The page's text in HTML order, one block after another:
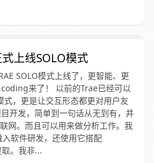
上线SOLO模式
SOLO模式上线了，更智能、更
来了！ 以前的Trae已经可以
式，更是让交互形态都更对用户友
开发，简单到一句话从无到有，并
网。而且可以用来做分析工作。我
软件研发，还使用它搭配
。我非...